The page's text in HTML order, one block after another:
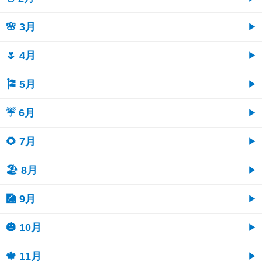
🌸 3月
🌷 4月
🎏 5月
☔ 6月
🌻 7月
🏖 8月
🎑 9月
🎃 10月
🍁 11月